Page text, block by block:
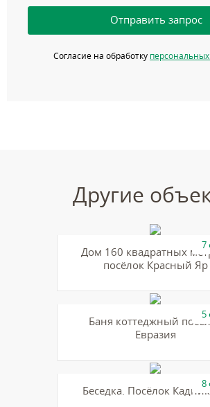
Отправить запрос
Согласие на обработку
Другие
7
Дом 160 квадратных
посёлок Красный Яр
5
Баня коттеджный
Евразия
8
Беседка. Посёлок